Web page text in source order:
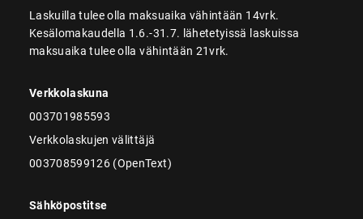
Laskuilla tulee olla maksuaika vähintään 14vrk.
Kesälomakaudella 1.6.-31.7. lähetetyissä laskuissa
maksuaika tulee olla vähintään 21vrk.
Verkkolaskuna
003701985593
Verkkolaskujen välittäjä
003708599126 (OpenText)
Sähköpostitse